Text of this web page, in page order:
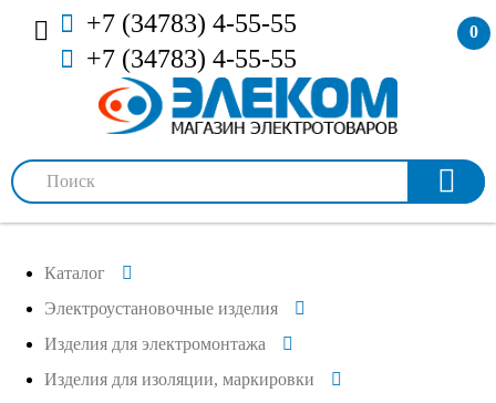
+7 (34783) 4-55-55
+7 (34783) 4-55-55
0
Каталог
Электроустановочные изделия
Изделия для электромонтажа
Изделия для изоляции, маркировки